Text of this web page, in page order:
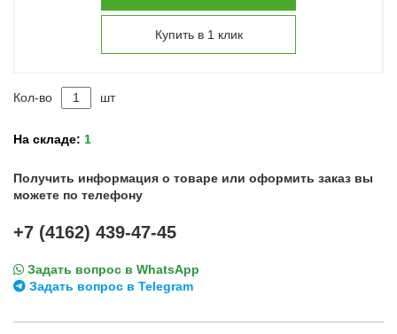
Купить в 1 клик
Кол-во шт
На складе: 1
Получить информация о товаре или оформить заказ вы
можете по телефону
+7 (4162) 439-47-45
Задать вопрос в WhatsApp
Задать вопрос в Telegram